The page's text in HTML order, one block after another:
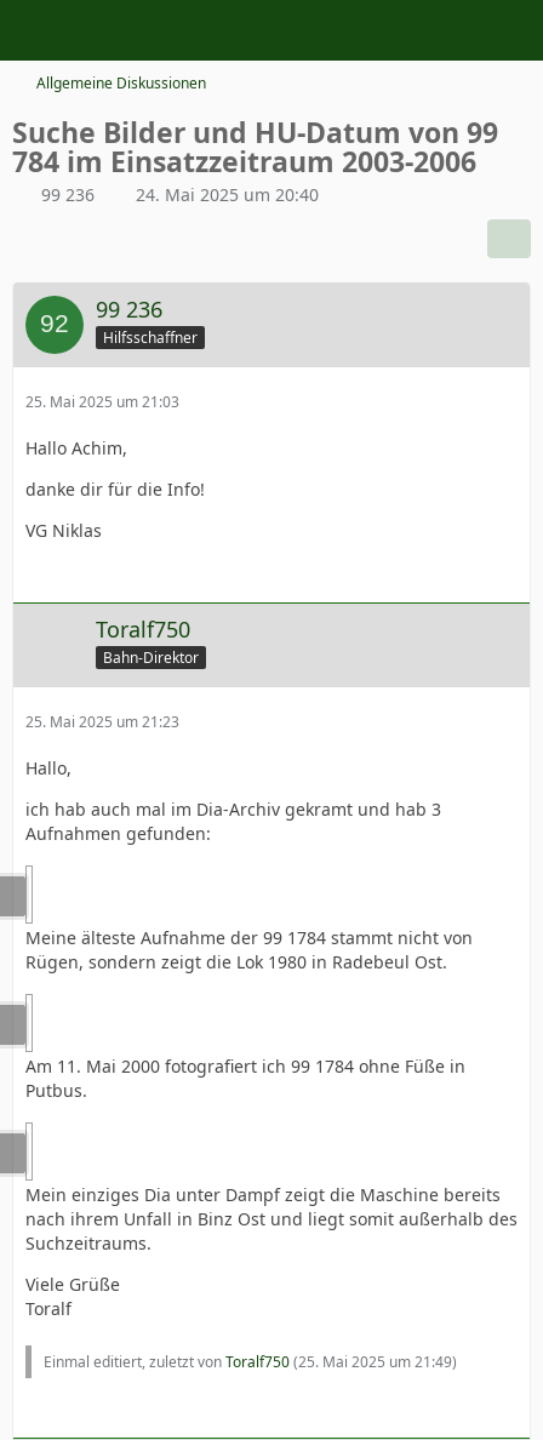
Allgemeine Diskussionen
Suche Bilder und HU-Datum von 99
784 im Einsatzzeitraum 2003-2006
99 236 24. Mai 2025 um 20:40
99 236
Hilfsschaffner
25. Mai 2025 um 21:03
Hallo Achim,
danke dir für die Info!
VG Niklas
Toralf750
Bahn-Direktor
25. Mai 2025 um 21:23
Hallo,
ich hab auch mal im Dia-Archiv gekramt und hab 3
Aufnahmen gefunden:
Meine älteste Aufnahme der 99 1784 stammt nicht von
Rügen, sondern zeigt die Lok 1980 in Radebeul Ost.
Am 11. Mai 2000 fotografiert ich 99 1784 ohne Füße in
Putbus.
Mein einziges Dia unter Dampf zeigt die Maschine bereits
nach ihrem Unfall in Binz Ost und liegt somit außerhalb des
Suchzeitraums.
Viele Grüße
Toralf
Einmal editiert, zuletzt vonToralf750(25. Mai 2025 um 21:49)